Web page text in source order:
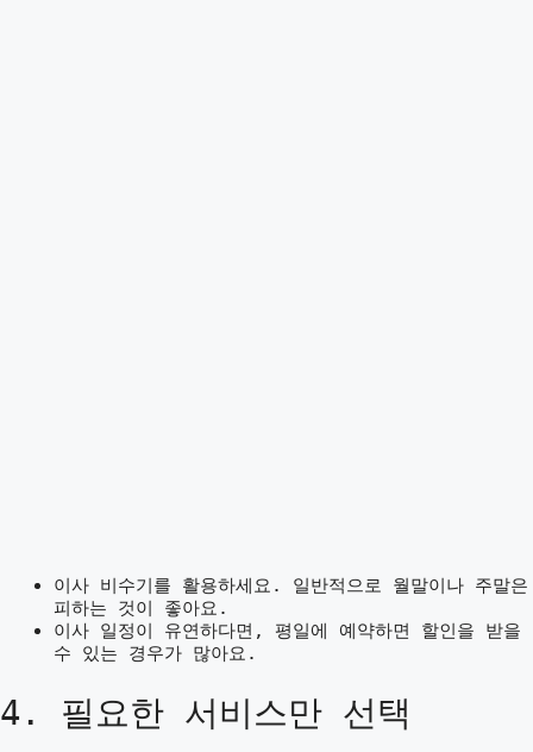
이사 비수기를 활용하세요. 일반적으로 월말이나 주말은
피하는 것이 좋아요.
이사 일정이 유연하다면, 평일에 예약하면 할인을 받을
수 있는 경우가 많아요.
4. 필요한 서비스만 선택